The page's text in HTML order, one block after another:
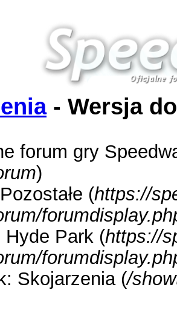
- Wersja
forum gry
)
(https://
Hyde Park (https://
Skojarzenia (/